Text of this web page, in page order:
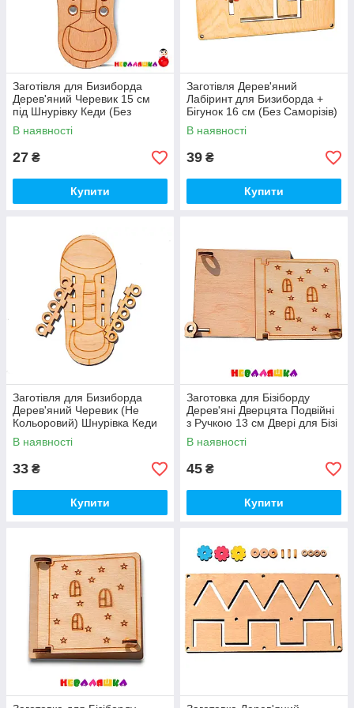
займає багато місця, а значить буде невід'ємною річчю в
подорожах, походах по магазинах, лікарів і т.п. Бізикубик та
Бізікубик допоможе малюкові провести час з користю.
Заготівля для Бизиборда
Дерев'яний Черевик 15 см
під Шнурівку Кеди (Без
Комплекту)
В наявності
27 ₴
Купити
Заготівля Дерев'яний
Лабіринт для Бизиборда +
Бігунок 16 см (Без Саморізів)
В наявності
39 ₴
Купити
Заготівля для Бизиборда
Дерев'яний Черевик (Не
Кольоровий) Шнурівка Кеди
Дерев'ний Черевик для
бізіборда 16,5 см
В наявності
33 ₴
Купити
Заготовка для Бізіборду
Дерев'яні Дверцята Подвійні
з Ручкою 13 см Двері для Бізі
Відкриваються
В наявності
45 ₴
Купити